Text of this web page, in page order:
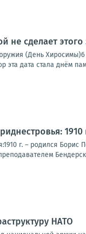
не сделает этого
(День
эта дата стала днём
г. – родился
НАТО